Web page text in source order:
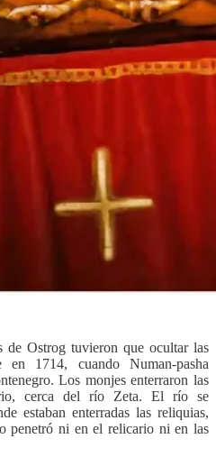
de Ostrog tuvieron que ocultar las
1714, cuando Numan-pasha
Los monjes enterraron las
cerca del río Zeta. El río se
estaban enterradas las reliquias,
penetró ni en el relicario ni en las